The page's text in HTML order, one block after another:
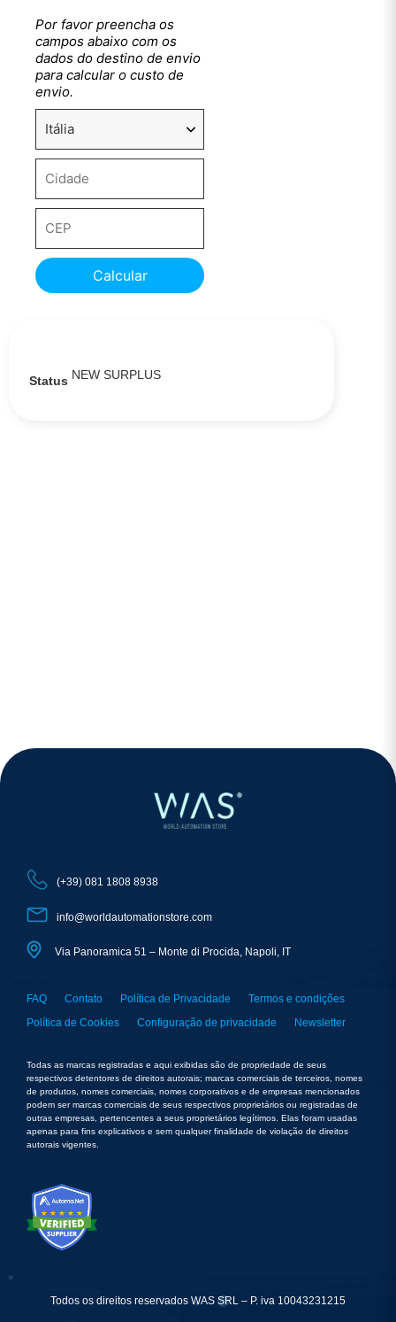
Por favor preencha os
campos abaixo com os
dados do destino de envio
para calcular o custo de
envio.
Calcular
Status NEW SURPLUS
(+39) 081 1808 8938
info@worldautomationstore.com
Via Panoramica 51 – Monte di Procida, Napoli, IT
FAQ Contato Política de Privacidade
Termos e condições
Política de Cookies
Configuração de privacidade Newsletter
Todas as marcas registradas e aqui exibidas são de propriedade de seus
respectivos detentores de direitos autorais; marcas comerciais de terceiros, nomes
de produtos, nomes comerciais, nomes corporativos e de empresas mencionados
podem ser marcas comerciais de seus respectivos proprietários ou registradas de
outras empresas, pertencentes a seus proprietários legítimos. Elas foram usadas
apenas para fins explicativos e sem qualquer finalidade de violação de direitos
autorais vigentes.
Todos os direitos reservados WAS SRL – P. iva 10043231215